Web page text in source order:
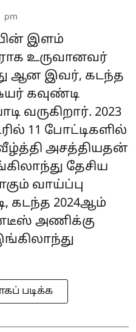
pm
இளம்
உருவானவர்
ஆன இவர், கடந்த
கவுண்டி
வருகிறார். 2023
11 போட்டிகளில்
அசத்தியதன்
தேசிய
வாய்ப்பு
கடந்த 2024ஆம்
அணிக்கு
படிக்க